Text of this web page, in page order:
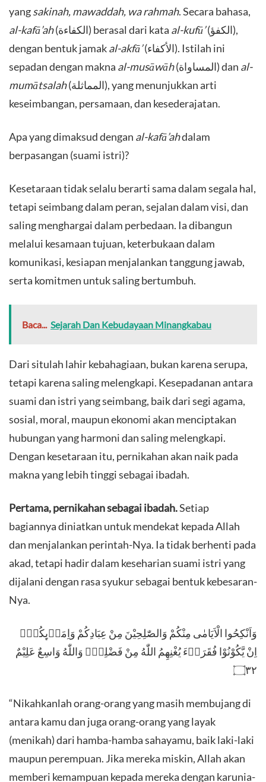
yangsakinah, mawaddah, wa rahmah. Secara bahasa,
al-kafā’ah
(الكفاءة) berasal dari kata al-kufū’(الكفؤ),
dengan bentuk jamakal-akfā’(الأكفاء). Istilah ini
sepadan dengan makna al-musāwāh (المساواة) dan al-
mumātsalah(المماثلة), yang menunjukkan arti
keseimbangan, persamaan, dan kesederajatan.
​Apa yang dimaksud dengan al-kafā’ahdalam
berpasangan (suami istri)?
​Kesetaraan tidak selalu berarti sama dalam segala hal,
tetapi seimbang dalam peran, sejalan dalam visi, dan
saling menghargai dalam perbedaan. Ia dibangun
melalui kesamaan tujuan, keterbukaan dalam
komunikasi, kesiapan menjalankan tanggung jawab,
serta komitmen untuk saling bertumbuh.
Baca... Sejarah Dan Kebudayaan Minangkabau
​Dari situlah lahir kebahagiaan, bukan karena serupa,
tetapi karena saling melengkapi. Kesepadanan antara
suami dan istri yang seimbang, baik dari segi agama,
sosial, moral, maupun ekonomi akan menciptakan
hubungan yang harmoni dan saling melengkapi.
Dengan kesetaraan itu, pernikahan akan naik pada
makna yang lebih tinggi sebagai ibadah.
Pertama, pernikahan sebagai ibadah.Setiap
bagiannya diniatkan untuk mendekat kepada Allah
dan menjalankan perintah-Nya. Ia tidak berhenti pada
akad, tetapi hadir dalam keseharian suami istri yang
dijalani dengan rasa syukur sebagai bentuk kebesaran-
Nya.
​وَاَنْكِحُوا الْاَيَامٰى مِنْكُمْ وَالصّٰلِحِيْنَ مِنْ عِبَادِكُمْ وَاِمَاۤىِٕكُمْۗ
اِنْ يَّكُوْنُوْا فُقَرَاۤءَ يُغْنِهِمُ اللّٰهُ مِنْ فَضْلِهٖۗ وَاللّٰهُ وَاسِعٌ عَلِيْمٌ
۝٣٢
​“Nikahkanlah orang-orang yang masih membujang di
antara kamu dan juga orang-orang yang layak
(menikah) dari hamba-hamba sahayamu, baik laki-laki
maupun perempuan. Jika mereka miskin, Allah akan
memberi kemampuan kepada mereka dengan karunia-